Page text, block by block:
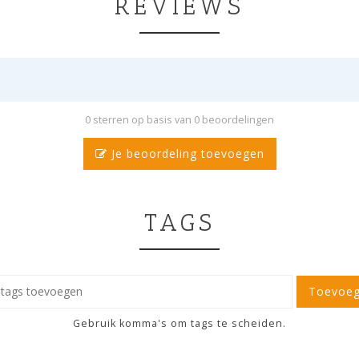
REVIEWS
0 sterren op basis van 0 beoordelingen
Je beoordeling toevoegen
TAGS
Gebruik komma's om tags te scheiden.